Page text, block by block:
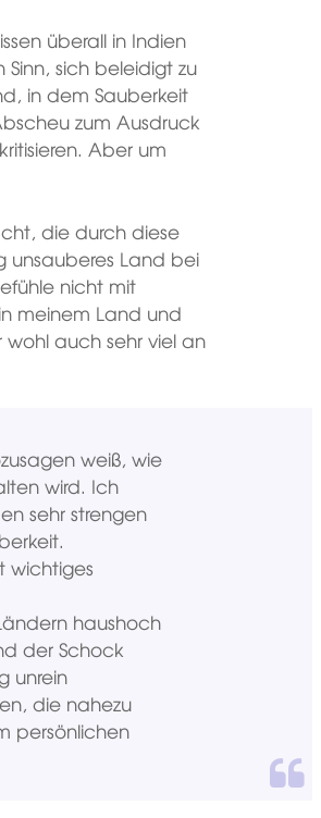
überall in Indien
sich beleidigt zu
in dem Sauberkeit
zum Ausdruck
Aber um
die durch diese
unsauberes Land bei
nicht mit
meinem Land und
auch sehr viel an
weiß, wie
wird. Ich
sehr strengen
wichtiges
haushoch
der Schock
unrein
die nahezu
persönlichen